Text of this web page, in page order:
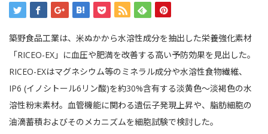
築野食品工業は、米ぬかから水溶性成分を抽出した栄養強化素材
「RICEO-EX」に血圧や肥満を改善する高い予防効果を見出した。
RICEO-EXはマグネシウム等のミネラル成分や水溶性食物繊維、
IP6 (イノシトール6リン酸)を約30%含有する淡黄色～淡褐色の水
溶性粉末素材。血管機能に関わる遺伝子発現上昇や、脂肪細胞の
油滴蓄積およびそのメカニズムを細胞試験で検討した。